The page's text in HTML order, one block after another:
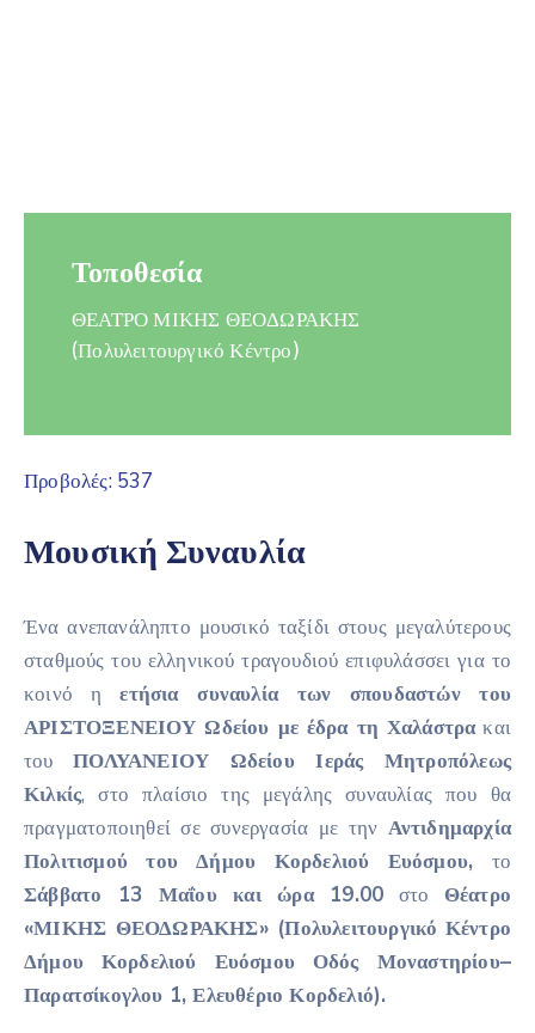
Τοποθεσία
ΘΕΑΤΡΟ ΜΙΚΗΣ ΘΕΟΔΩΡΑΚΗΣ
(Πολυλειτουργικό Κέντρο)
Προβολές:537
Μουσική Συναυλία
Ένα ανεπανάληπτο μουσικό ταξίδι στους μεγαλύτερους
σταθμούς του ελληνικού τραγουδιού επιφυλάσσει για το
κοινό η ετήσια συναυλία των σπουδαστών του
ΑΡΙΣΤΟΞΕΝΕΙΟΥ Ωδείου με έδρα τη Χαλάστρακαι
τουΠΟΛΥΑΝΕΙΟΥ Ωδείου Ιεράς Μητροπόλεως
Κιλκίς, στο πλαίσιο της μεγάλης συναυλίας που θα
πραγματοποιηθεί σε συνεργασία με την Αντιδημαρχία
Πολιτισμού του Δήμου Κορδελιού Ευόσμου, το
Σάββατο 13 Μαΐου και ώρα 19.00 στο Θέατρο
«ΜΙΚΗΣ ΘΕΟΔΩΡΑΚΗΣ» (Πολυλειτουργικό Κέντρο
Δήμου Κορδελιού Ευόσμου Οδός Μοναστηρίου–
Παρατσίκογλου 1, Ελευθέριο Κορδελιό).